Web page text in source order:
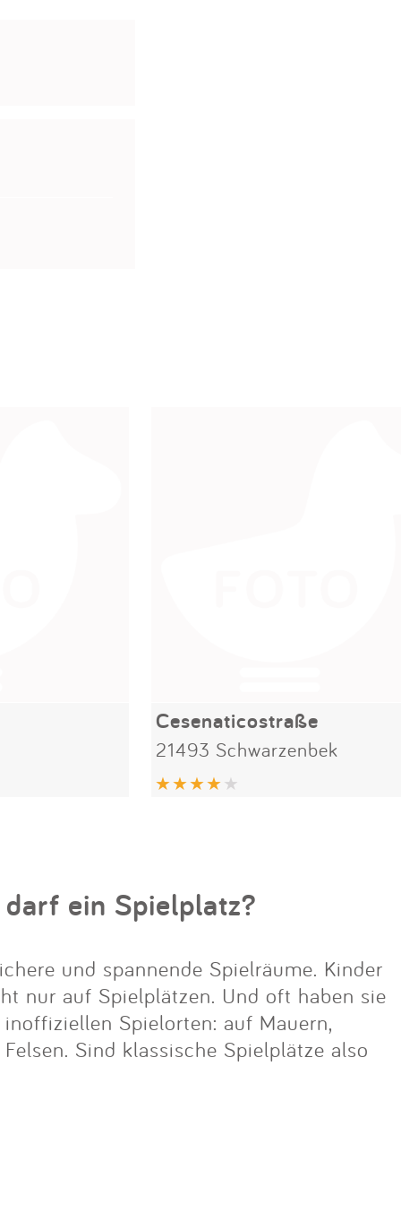
Cesenaticostraße
21493 Schwarzenbek
ein Spielplatz?
und spannende Spielräume. Kinder
nur auf Spielplätzen. Und oft haben sie
Spielorten: auf Mauern,
Sind klassische Spielplätze also